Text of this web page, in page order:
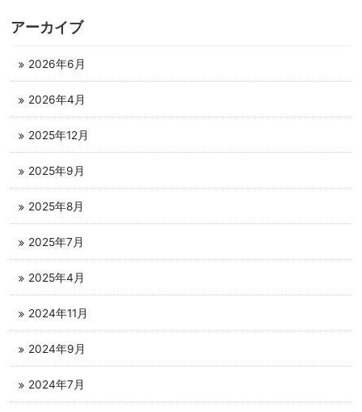
アーカイブ
2026年6月
2026年4月
2025年12月
2025年9月
2025年8月
2025年7月
2025年4月
2024年11月
2024年9月
2024年7月